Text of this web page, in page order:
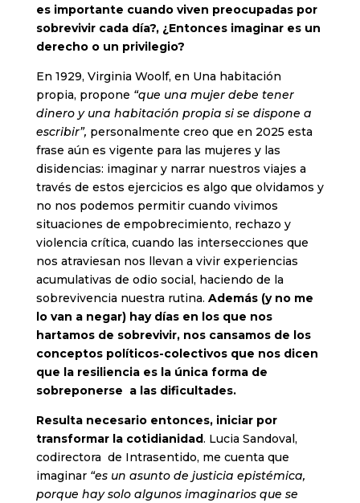
es importante cuando viven preocupadas por
sobrevivir cada día?, ¿Entonces imaginar es un
derecho o un privilegio?
En 1929, Virginia Woolf, en Una habitación
propia, propone “que una mujer debe tener
dinero y una habitación propia si se dispone a
escribir”, personalmente creo que en 2025 esta
frase aún es vigente para las mujeres y las
disidencias: imaginar y narrar nuestros viajes a
través de estos ejercicios es algo que olvidamos y
no nos podemos permitir cuando vivimos
situaciones de empobrecimiento, rechazo y
violencia crítica, cuando las intersecciones que
nos atraviesan nos llevan a vivir experiencias
acumulativas de odio social, haciendo de la
sobrevivencia nuestra rutina. Además (y no me
lo van a negar) hay días en los que nos
hartamos de sobrevivir, nos cansamos de los
conceptos políticos-colectivos que nos dicen
que la resiliencia es la única forma de
sobreponerse a las dificultades.
Resulta necesario entonces, iniciar por
transformar la cotidianidad. Lucia Sandoval,
codirectora de Intrasentido, me cuenta que
imaginar “es un asunto de justicia epistémica,
porque hay solo algunos imaginarios que se